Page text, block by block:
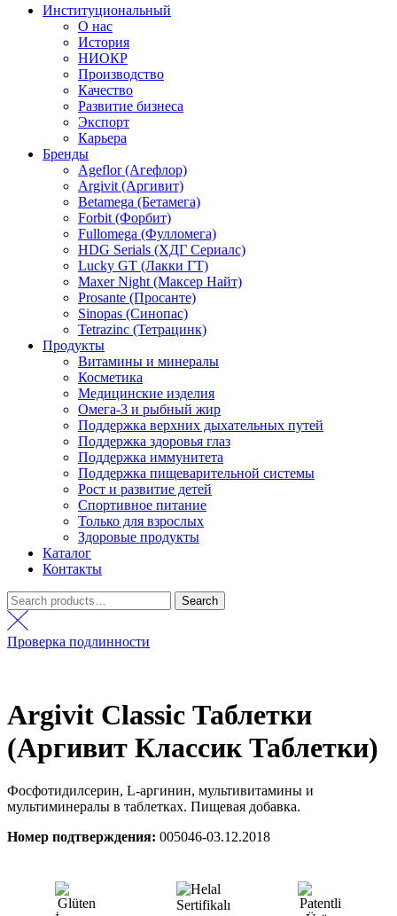
Menu
Институциональный
О нас
История
НИОКР
Производство
Качество
Развитие бизнеса
Экспорт
Карьера
Бренды
Ageflor (Агефлор)
Argivit (Аргивит)
Betamega (Бетамега)
Forbit (Форбит)
Fullomega (Фулломега)
HDG Serials (ХДГ Сериалс)
Lucky GT (Лакки ГТ)
Maxer Night (Максер Найт)
Prosante (Просанте)
Sinopas (Синопас)
Tetrazinc (Тетрацинк)
Продукты
Витамины и минералы
Косметика
Медицинские изделия
Омега-3 и рыбный жир
Поддержка верхних дыхательных путей
Поддержка здоровья глаз
Поддержка иммунитета
Поддержка пищеварительной системы
Рост и развитие детей
Спортивное питание
Только для взрослых
Здоровые продукты
Каталог
Контакты
Search
for:
Search
Проверка подлинности
Argivit Classic Таблетки
(Аргивит Классик Таблетки)
Фосфотидилсерин, L-аргинин, мультивитамины и
мультиминералы в таблетках. Пищевая добавка.
Номер подтверждения: 005046-03.12.2018